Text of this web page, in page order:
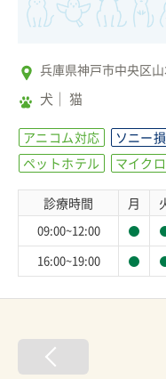
兵庫県神戸市中央区
犬 猫
アニコム対応 ソニー
ペットホテル
マイク
診療時間 月
09:00~12:00
16:00~19:00